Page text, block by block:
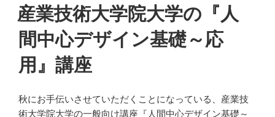
稿
日:
産業技術大学院大学の『人
間中心デザイン基礎～応
用』講座
秋にお手伝いさせていただくことになっている、産業技
術大学院大学の一般向け講座『人間中心デザイン基礎～